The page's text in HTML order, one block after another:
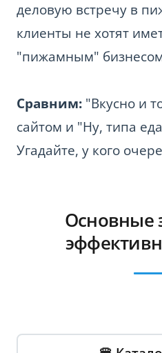
деловую встречу в
клиенты не хотят
"пижамным"
Сравним: "Вкусно и
сайтом и "Ну, типа
Угадайте, у кого
Основные